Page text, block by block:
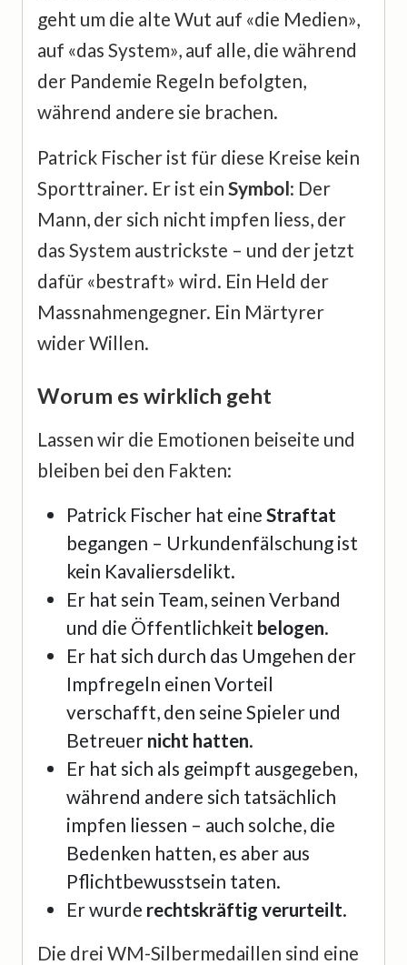
geht um die alte Wut auf «die Medien»,
auf «das System», auf alle, die während
der Pandemie Regeln befolgten,
während andere sie brachen.
Patrick Fischer ist für diese Kreise kein
Sporttrainer. Er ist ein Symbol: Der
Mann, der sich nicht impfen liess, der
das System austrickste – und der jetzt
dafür «bestraft» wird. Ein Held der
Massnahmengegner. Ein Märtyrer
wider Willen.
Worum es wirklich geht
Lassen wir die Emotionen beiseite und
bleiben bei den Fakten:
Patrick Fischer hat eine Straftat
begangen – Urkundenfälschung ist
kein Kavaliersdelikt.
Er hat sein Team, seinen Verband
und die Öffentlichkeit belogen.
Er hat sich durch das Umgehen der
Impfregeln einen Vorteil
verschafft, den seine Spieler und
Betreuer nicht hatten.
Er hat sich als geimpft ausgegeben,
während andere sich tatsächlich
impfen liessen – auch solche, die
Bedenken hatten, es aber aus
Pflichtbewusstsein taten.
Er wurde rechtskräftig verurteilt.
Die drei WM-Silbermedaillen sind eine